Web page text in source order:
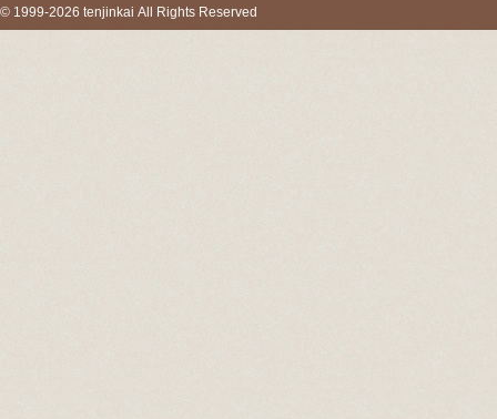
© 1999-2026 tenjinkai All Rights Reserved